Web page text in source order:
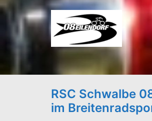
Zum
springen
RSC Schwalbe
im